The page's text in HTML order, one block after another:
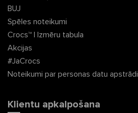
BUJ
Spēles noteikumi
Crocs™ | Izmēru tabula
Akcijas
#JaCrocs
Noteikumi par personas datu apstrādi
Klientu apkalpošana